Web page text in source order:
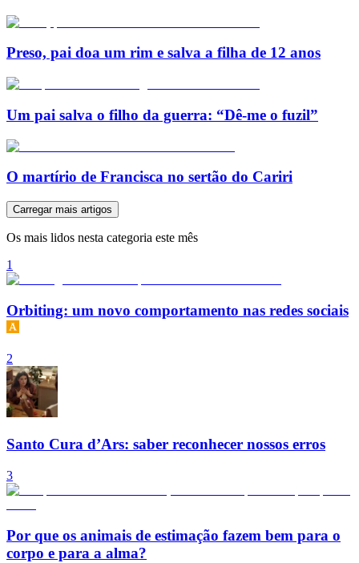
Preso, pai doa um rim e salva a filha de 12 anos
Um pai salva o filho da guerra: “Dê-me o fuzil”
O martírio de Francisca no sertão do Cariri
Carregar mais artigos
Os mais lidos nesta categoria este mês
1
Orbiting: um novo comportamento nas redes sociais
2
Santo Cura d’Ars: saber reconhecer nossos erros
3
Por que os animais de estimação fazem bem para o
corpo e para a alma?